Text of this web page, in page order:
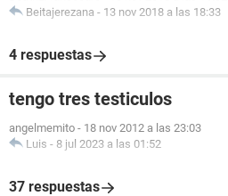
Beitajerezana - 13 nov 2018 a las 18:33
4 respuestas
tengo tres testiculos
angelmemito - 18 nov 2012 a las 23:03
Luis - 8 jul 2023 a las 01:52
37 respuestas